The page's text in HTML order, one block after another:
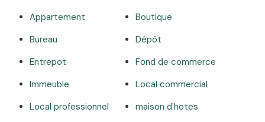
Appartement
Boutique
Bureau
Dépôt
Entrepot
Fond de commerce
Immeuble
Local commercial
Local professionnel
maison d'hotes